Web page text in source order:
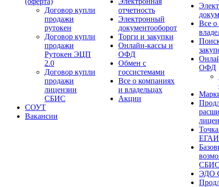
Договор купли
продажи
рутокен
Договор купли
продажи
Рутокен ЭЦП
2.0
Договор купли
продажи
лицензии
СБИС
СОУТ
Вакансии
отчетность
Электронный
документооборот
Торги и закупки
Онлайн-кассы и
ОФД
Обмен с
госсистемами
Все о компаниях
и владельцах
Акции
Все о
ОФД
ЭДО